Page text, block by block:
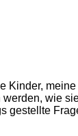
Kinder,
wie
gestellte